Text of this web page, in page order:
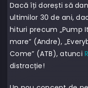
Dacă îți dorești să
ultimilor 30 de ani,
hituri precum „Pump
mare” (Andre),
Come” (ATB), atunci
distracție!